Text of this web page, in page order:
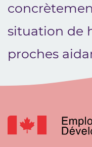
situation de
proches